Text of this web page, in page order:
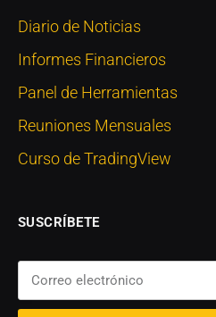
Diario de Noticias
Informes Financieros
Panel de Herramientas
Reuniones Mensuales
Curso de TradingView
SUSCRÍBETE